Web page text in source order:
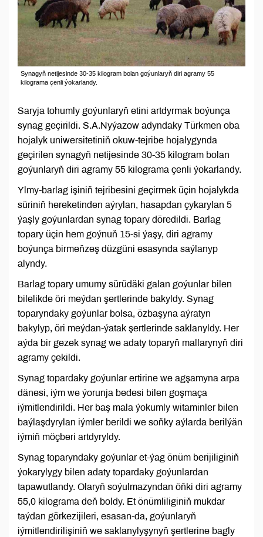
Synagyň netijesinde 30-35 kilogram bolan goýunlaryň diri agramy 55
kilograma çenli ýokarlandy.
Saryja tohumly goýunlaryň etini artdyrmak boýunça
synag geçirildi. S.A.Nyýazow adyndaky Türkmen oba
hojalyk uniwersitetiniň okuw-tejribe hojalygynda
geçirilen synagyň netijesinde 30-35 kilogram bolan
goýunlaryň diri agramy 55 kilograma çenli ýokarlandy.
Ylmy-barlag işiniň tejribesini geçirmek üçin hojalykda
süriniň hereketinden aýrylan, hasapdan çykarylan 5
ýaşly goýunlardan synag topary döredildi. Barlag
topary üçin hem goýnuň 15-si ýaşy, diri agramy
boýunça birmeňzeş düzgüni esasynda saýlanyp
alyndy.
Barlag topary umumy sürüdäki galan goýunlar bilen
bilelikde öri meýdan şertlerinde bakyldy. Synag
toparyndaky goýunlar bolsa, özbaşyna aýratyn
bakylyp, öri meýdan-ýatak şertlerinde saklanyldy. Her
aýda bir gezek synag we adaty toparyň mallarynyň diri
agramy çekildi.
Synag topardaky goýunlar ertirine we agşamyna arpa
dänesi, iým we ýorunja bedesi bilen goşmaça
iýmitlendirildi. Her baş mala ýokumly witaminler bilen
baýlaşdyrylan iýmler berildi we soňky aýlarda berilýän
iýmiň möçberi artdyryldy.
Synag toparyndaky goýunlar et-ýag önüm berijiliginiň
ýokarylygy bilen adaty topardaky goýunlardan
tapawutlandy. Olaryň soýulmazyndan öňki diri agramy
55,0 kilograma deň boldy. Et önümliliginiň mukdar
taýdan görkezijileri, esasan-da, goýunlaryň
iýmitlendirilişiniň we saklanylyşynyň şertlerine bagly